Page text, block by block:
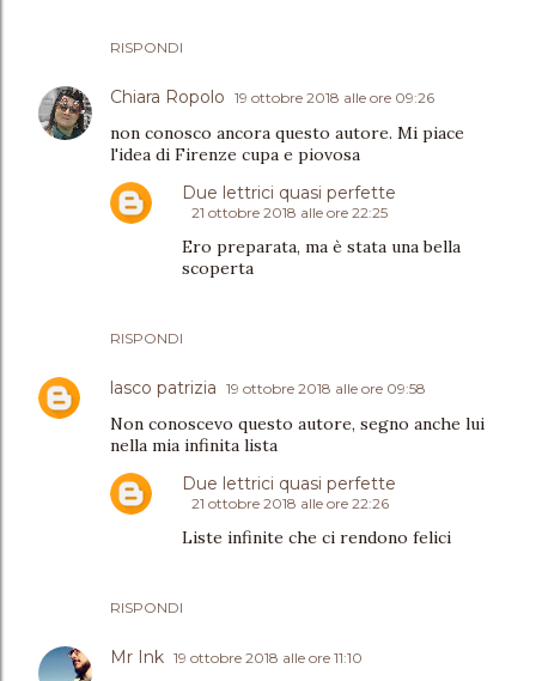
RISPONDI
Chiara Ropolo 19 ottobre 2018 alle ore 09:26
non conosco ancora questo autore. Mi piace
l'idea di Firenze cupa e piovosa
RISPONDI
Due lettrici quasi perfette
21 ottobre 2018 alle ore 22:25
Ero preparata, ma è stata una bella
scoperta
lasco patrizia 19 ottobre 2018 alle ore 09:58
Non conoscevo questo autore, segno anche lui
nella mia infinita lista
RISPONDI
Due lettrici quasi perfette
21 ottobre 2018 alle ore 22:26
Liste infinite che ci rendono felici
Mr Ink 19 ottobre 2018 alle ore 11:10